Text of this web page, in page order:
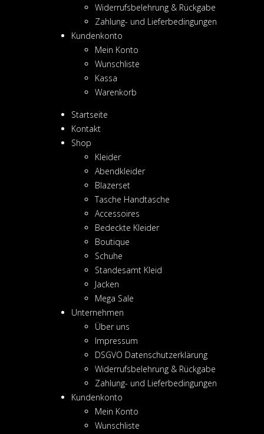
Widerrufsbelehrung & Rückgabe
Zahlung- und Lieferbedingungen
Kundenkonto
Mein Konto
Wunschliste
Kassa
Warenkorb
Startseite
Kontakt
Shop
Kleider
Abendkleider
Blazerset
Tasche Handtasche
Accessoires
Bedeckte Kleider
Boutique
Schuhe
Standesamt Kleid
Jacken
Mega Sale
Unternehmen
Über uns
Impressum
DSGVO Datenschutzerklärung
Widerrufsbelehrung & Rückgabe
Zahlung- und Lieferbedingungen
Kundenkonto
Mein Konto
Wunschliste